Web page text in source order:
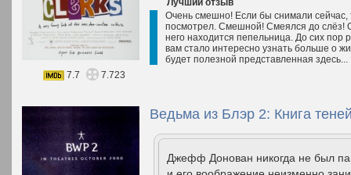
Лучший отзыв
Очень смешно! Если бы снимали
посмотрел. Смешной! Смеялся до слёз!
него находится пепельница. До сих пор
вам стало интересно узнать больше о
будет полезной представленная здесь...
7.7
7.723
Ведьма из Блэр 2: Книга
Джефф Донован никогда не был